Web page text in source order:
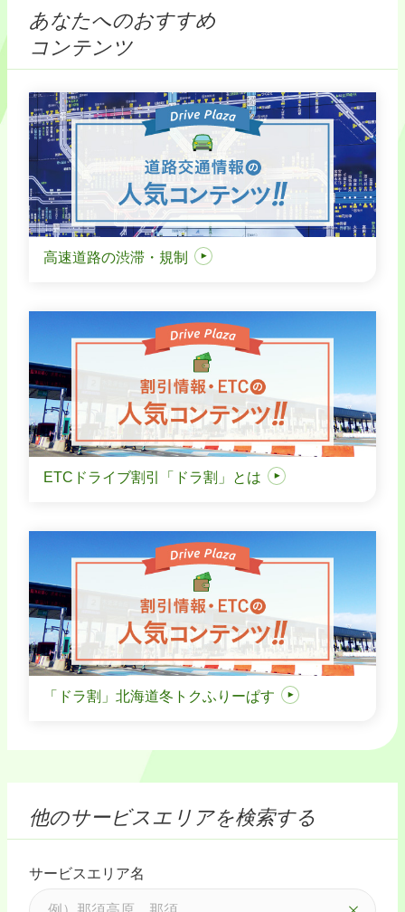
あなたへのおすすめ
コンテンツ
高速道路の渋滞・規制
ETCドライブ割引「ドラ割」とは
「ドラ割」北海道冬トクふりーぱす
他のサービスエリアを検索する
サービスエリア名